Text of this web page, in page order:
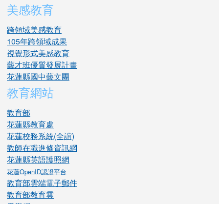
美感教育
跨領域美感教育
105年跨領域成果
視覺形式美感教育
藝才班優質發展計畫
花蓮縣國中藝文團
教育網站
教育部
花蓮縣教育處
花蓮校務系統(全誼)
教師在職進修資訊網
花蓮縣英語護照網
花蓮OpenID認證平台
教育部雲端電子郵件
教育部教育雲